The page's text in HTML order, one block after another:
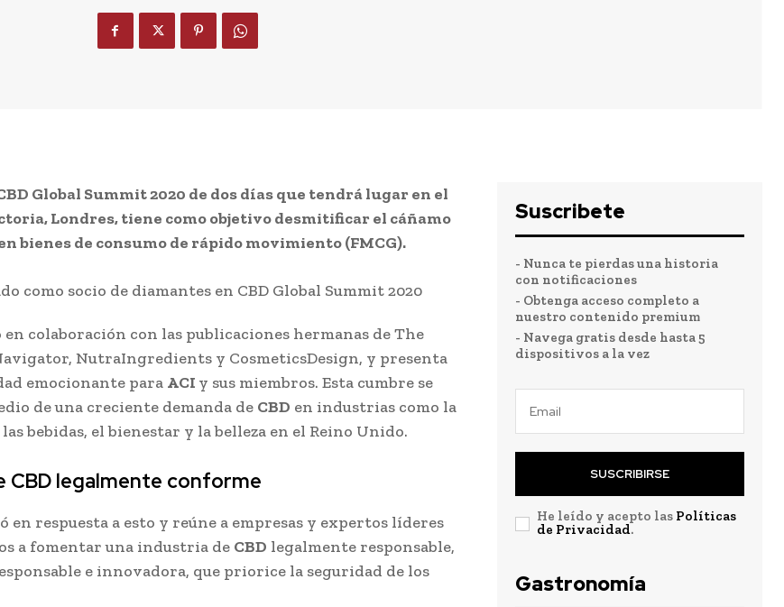
Global Summit 2020 de dos días que tendrá lugar en el
Londres, tiene como objetivo desmitificar el cáñamo
bienes de consumo de rápido movimiento (FMCG).
en colaboración con las publicaciones hermanas de The
NutraIngredients y CosmeticsDesign, y presenta
emocionante para ACI y sus miembros. Esta cumbre se
de una creciente demanda de CBD en industrias como la
bebidas, el bienestar y la belleza en el Reino Unido.
CBD legalmente conforme
en respuesta a esto y reúne a empresas y expertos líderes
a fomentar una industria de CBD legalmente responsable,
e innovadora, que priorice la seguridad de los
Suscribete
- Nunca te pierdas una historia
con notificaciones
- Obtenga acceso completo a
nuestro contenido premium
- Navega gratis desde hasta 5
dispositivos a la vez
SUSCRIBIRSE
He leído y acepto las Políticas
de Privacidad.
Gastronomía